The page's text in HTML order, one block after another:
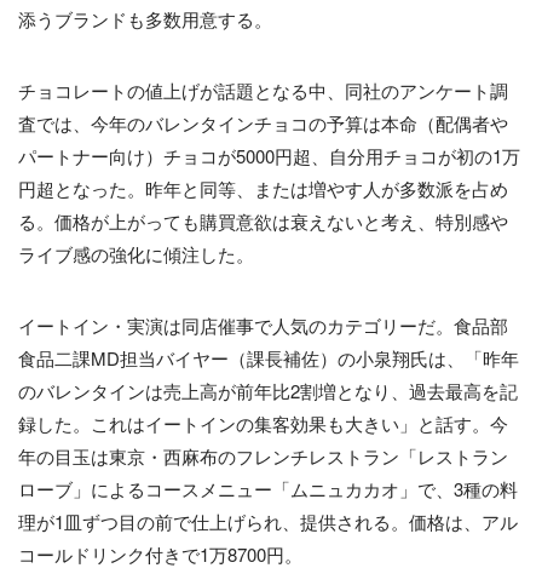
添うブランドも多数用意する。
チョコレートの値上げが話題となる中、同社のアンケート調
査では、今年のバレンタインチョコの予算は本命（配偶者や
パートナー向け）チョコが5000円超、自分用チョコが初の1万
円超となった。昨年と同等、または増やす人が多数派を占め
る。価格が上がっても購買意欲は衰えないと考え、特別感や
ライブ感の強化に傾注した。
イートイン・実演は同店催事で人気のカテゴリーだ。食品部
食品二課MD担当バイヤー（課長補佐）の小泉翔氏は、「昨年
のバレンタインは売上高が前年比2割増となり、過去最高を記
録した。これはイートインの集客効果も大きい」と話す。今
年の目玉は東京・西麻布のフレンチレストラン「レストラン
ローブ」によるコースメニュー「ムニュカカオ」で、3種の料
理が1皿ずつ目の前で仕上げられ、提供される。価格は、アル
コールドリンク付きで1万8700円。